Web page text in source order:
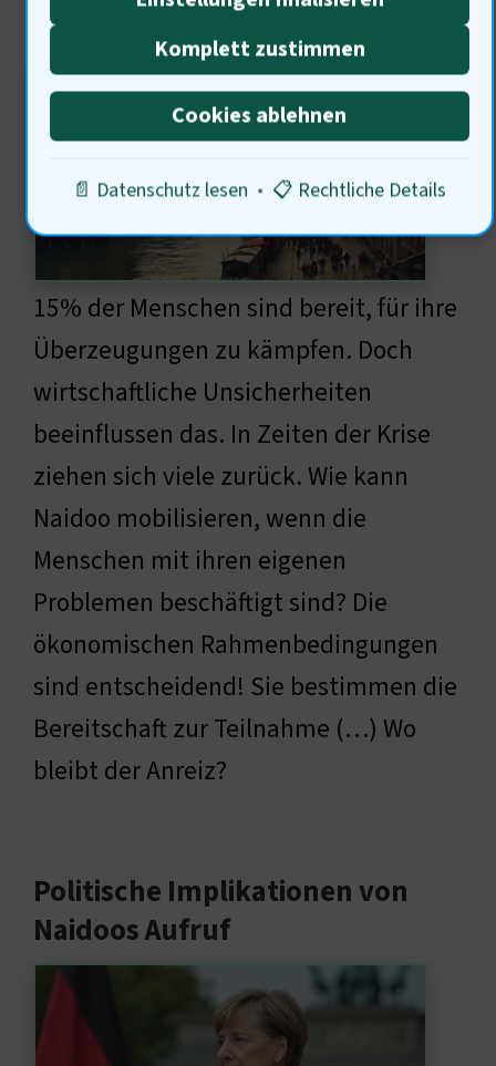
Mobilisierung
15% der Menschen sind bereit, für ihre
Überzeugungen zu kämpfen. Doch
wirtschaftliche Unsicherheiten
beeinflussen das. In Zeiten der Krise
ziehen sich viele zurück. Wie kann
Naidoo mobilisieren, wenn die
Menschen mit ihren eigenen
Problemen beschäftigt sind? Die
ökonomischen Rahmenbedingungen
sind entscheidend! Sie bestimmen die
Bereitschaft zur Teilnahme (…) Wo
bleibt der Anreiz?
Politische Implikationen von
Naidoos Aufruf
Komplett zustimmen
Cookies ablehnen
📄 Datenschutz lesen • 📋 Rechtliche Details